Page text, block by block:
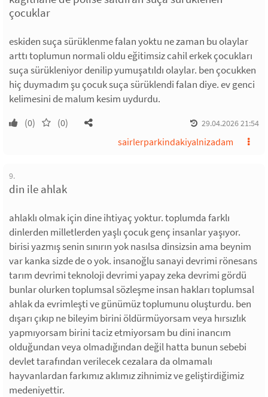
çocuklar
eskiden suça sürüklenme falan yoktu ne zaman bu olaylar
arttı toplumun normali oldu eğitimsiz cahil erkek çocukları
suça sürükleniyor denilip yumuşatıldı olaylar. ben çocukken
hiç duymadım şu çocuk suça sürüklendi falan diye. ev genci
kelimesini de malum kesim uydurdu.
(0) (0) 29.04.2026 21:54
sairlerparkindakiyalnizadam
9.
din ile ahlak
ahlaklı olmak için dine ihtiyaç yoktur. toplumda farklı
dinlerden milletlerden yaşlı çocuk genç insanlar yaşıyor.
birisi yazmış senin sınırın yok nasılsa dinsizsin ama beynim
var kanka sizde de o yok. insanoğlu sanayi devrimi rönesans
tarım devrimi teknoloji devrimi yapay zeka devrimi gördü
bunlar olurken toplumsal sözleşme insan hakları toplumsal
ahlak da evrimleşti ve günümüz toplumunu oluşturdu. ben
dışarı çıkıp ne bileyim birini öldürmüyorsam veya hırsızlık
yapmıyorsam birini taciz etmiyorsam bu dini inancım
olduğundan veya olmadığından değil hatta bunun sebebi
devlet tarafından verilecek cezalara da olmamalı
hayvanlardan farkımız aklımız zihnimiz ve geliştirdiğimiz
medeniyettir.